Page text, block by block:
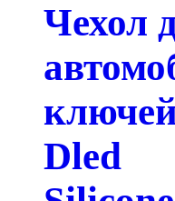
Чехол
Dled